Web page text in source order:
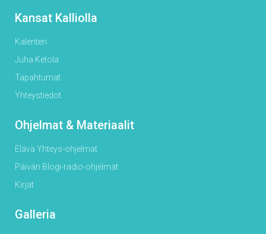
Kansat Kalliolla
Kalenteri
Juha Ketola
Tapahtumat
Yhteystiedot
Ohjelmat & Materiaalit
Elävä Yhteys-ohjelmat
Päivän Blogi-radio-ohjelmat
Kirjat
Galleria